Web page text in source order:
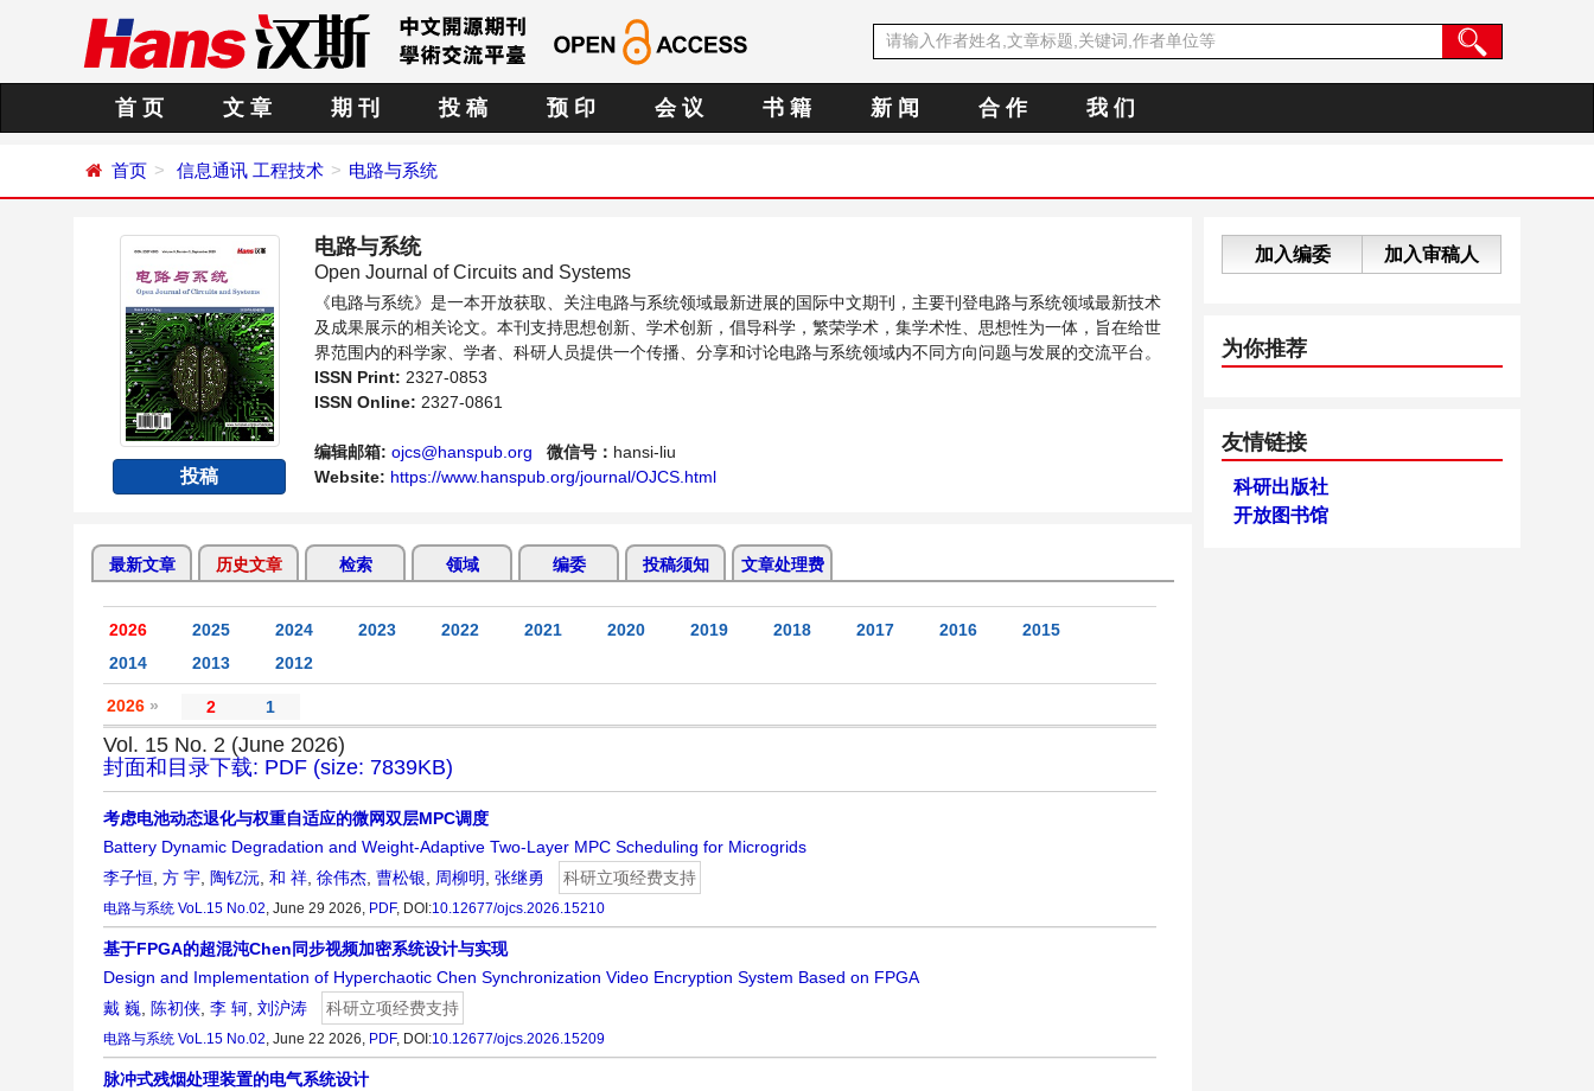
首 页 文 章 期 刊 投 稿 预 印 会 议 书 籍 新 闻 合 作 我 们
首页 信息通讯 工程技术 电路与系统
投稿
电路与系统
Open Journal of Circuits and Systems
《电路与系统》是一本开放获取、关注电路与系统领域最新进展的国际中文期刊，主要刊登电路与系统领域最新技术
及成果展示的相关论文。本刊支持思想创新、学术创新，倡导科学，繁荣学术，集学术性、思想性为一体，旨在给世
界范围内的科学家、学者、科研人员提供一个传播、分享和讨论电路与系统领域内不同方向问题与发展的交流平台。
ISSN Print: 2327-0853
ISSN Online: 2327-0861
编辑邮箱: ojcs@hanspub.org 微信号： hansi-liu
Website: https://www.hanspub.org/journal/OJCS.html
最新文章 历史文章 检索 领域 编委 投稿须知 文章处理费
2026 2025 2024 2023 2022 2021 2020 2019 2018 2017 2016
2015
2014
2013 2012
2026 » 2 1
Vol. 15 No. 2 (June 2026)
封面和目录下载: PDF (size: 7839KB)
考虑电池动态退化与权重自适应的微网双层MPC调度
Battery Dynamic Degradation and Weight-Adaptive Two-Layer MPC Scheduling for Microgrids
李子恒, 方 宇, 陶钇沅, 和 祥, 徐伟杰, 曹松银, 周柳明, 张继勇 科研立项经费支持
电路与系统 VoL.15 No.02, June 29 2026, PDF, DOI:10.12677/ojcs.2026.15210
基于FPGA的超混沌Chen同步视频加密系统设计与实现
Design and Implementation of Hyperchaotic Chen Synchronization Video Encryption System Based on FPGA
戴 巍, 陈初侠, 李 轲, 刘沪涛 科研立项经费支持
电路与系统 VoL.15 No.02, June 22 2026, PDF, DOI:10.12677/ojcs.2026.15209
脉冲式残烟处理装置的电气系统设计
加入编委 加入审稿人
为你推荐
友情链接
科研出版社
开放图书馆